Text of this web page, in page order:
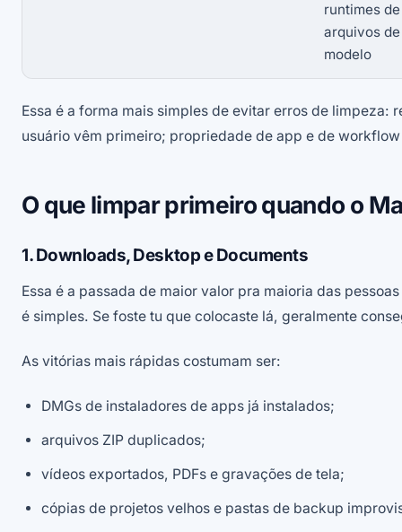
runtimes de
arquivos de
modelo
Essa é a forma mais simples de evitar erros de limpeza:
usuário vêm primeiro; propriedade de app e de
O que limpar primeiro quando o
1. Downloads, Desktop e Documents
Essa é a passada de maior valor pra maioria das
é simples. Se foste tu que colocaste lá, geralmente
As vitórias mais rápidas costumam ser:
DMGs de instaladores de apps já instalados;
arquivos ZIP duplicados;
vídeos exportados, PDFs e gravações de tela;
cópias de projetos velhos e pastas de backup